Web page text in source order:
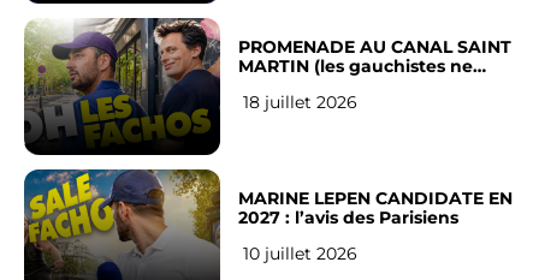
PROMENADE AU CANAL SAINT
MARTIN (les gauchistes ne
18 juillet 2026
MARINE LEPEN CANDIDATE EN
2027 : l’avis des Parisiens
10 juillet 2026